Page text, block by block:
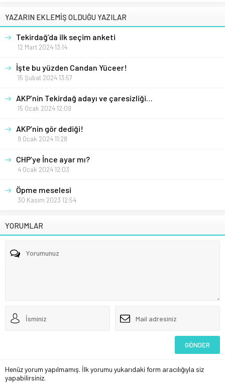
YAZARIN EKLEMİŞ OLDUĞU YAZILAR
Tekirdağ’da ilk seçim anketi
12 Mart 2024 13:14
İşte bu yüzden Candan Yüceer!
15 Şubat 2024 13:57
AKP’nin Tekirdağ adayı ve çaresizliği…
15 Ocak 2024 12:09
AKP’nin gör dediği!
9 Ocak 2024 11:28
CHP’ye İnce ayar mı?
4 Ocak 2024 12:03
Öpme meselesi
30 Kasım 2023 12:54
YORUMLAR
Henüz yorum yapılmamış. İlk yorumu yukarıdaki form aracılığıyla siz
yapabilirsiniz.